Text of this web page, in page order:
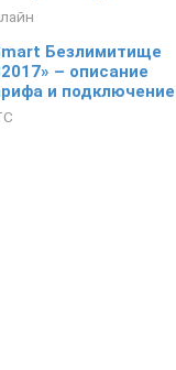
Безлимитище
– описание
и подключение